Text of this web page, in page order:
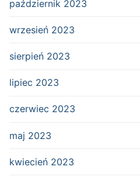
październik 2023
wrzesień 2023
sierpień 2023
lipiec 2023
czerwiec 2023
maj 2023
kwiecień 2023